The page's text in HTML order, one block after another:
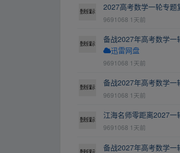
2027高考数学一轮专题
9691068 1天前
备战2027年高考数学一
迅雷网盘
9691068 1天前
备战2027年高考数学
9691068 1天前
江海名师零距离2027一
9691068 1天前
备战2027年高考数学一